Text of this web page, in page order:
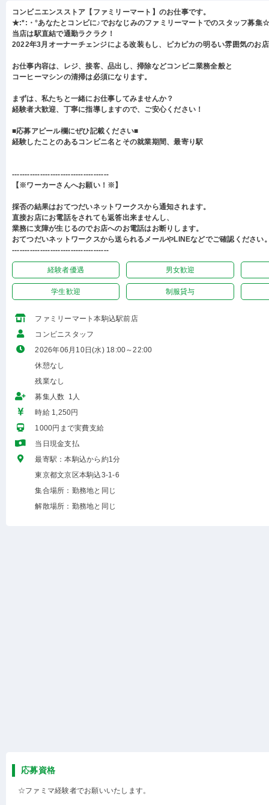
コンビニエンスストア【ファミリーマート】のお仕事です。
★:*:・°あなたとコンビに♪でおなじみのファミリーマートでのスタッフ募集
当店は駅直結で通勤ラクラク！
2022年3月オーナーチェンジによる改装もし、ピカピカの明るい雰囲気のお
お仕事内容は、レジ、接客、品出し、掃除などコンビニ業務全般と
コーヒーマシンの清掃は必須になります。
まずは、私たちと一緒にお仕事してみませんか？
経験者大歓迎、丁寧に指導しますので、ご安心ください！
■応募アピール欄にぜひ記載ください■
経験したことのあるコンビニ名とその就業期間、最寄り駅
--------------------------------------
【※ワーカーさんへお願い！※】
採否の結果はおてつだいネットワークスから通知されます。
直接お店にお電話をされても返答出来ませんし、
業務に支障が生じるのでお店へのお電話はお断りします。
おてつだいネットワークスから送られるメールやLINEなどでご確認ください
--------------------------------------
経験者優遇 男女歓迎
学生歓迎 制服貸与
ファミリーマート本駒込駅前店
コンビニスタッフ
2026年06月10日(水) 18:00～22:00
休憩なし
残業なし
募集人数 1人
時給 1,250円
1000円まで実費支給
当日現金支払
最寄駅：本駒込から約1分
東京都文京区本駒込3-1-6
集合場所：勤務地と同じ
解散場所：勤務地と同じ
応募資格
☆ファミマ経験者でお願いいたします。